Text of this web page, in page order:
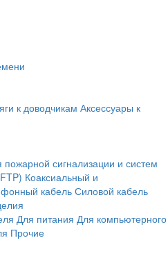
к доводчикам Аксессуары к
пожарной сигнализации и систем
Коаксиальный и
кабель Силовой кабель
Для питания Для компьютерного
Прочие